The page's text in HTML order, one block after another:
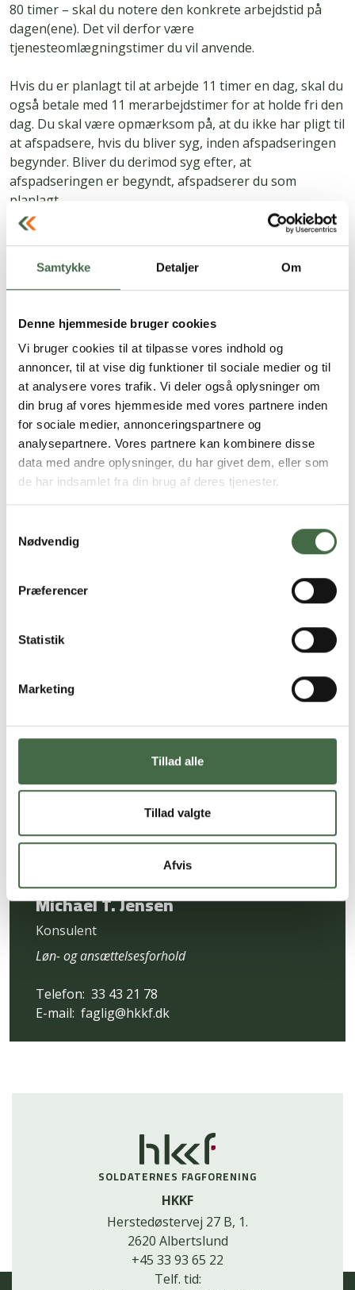
Samtykke Detaljer Om
Denne hjemmeside bruger cookies
Vi bruger cookies til at tilpasse vores indhold og
annoncer, til at vise dig funktioner til sociale medier og til
at analysere vores trafik. Vi deler også oplysninger om
din brug af vores hjemmeside med vores partnere inden
for sociale medier, annonceringspartnere og
analysepartnere. Vores partnere kan kombinere disse
data med andre oplysninger, du har givet dem, eller som
de har indsamlet fra din brug af deres tjenester.
Nødvendig
Præferencer
Statistik
Marketing
Tillad alle
Tillad valgte
Afvis
80 timer – skal du notere den konkrete arbejdstid på
dagen(ene). Det vil derfor være
tjenesteomlægningstimer du vil anvende.
Hvis du er planlagt til at arbejde 11 timer en dag, skal du
også betale med 11 merarbejdstimer for at holde fri den
dag. Du skal være opmærksom på, at du ikke har pligt til
at afspadsere, hvis du bliver syg, inden afspadseringen
begynder. Bliver du derimod syg efter, at
afspadseringen er begyndt, afspadserer du som
planlagt.
Siden er sidst opdateret:7.01.26 kl. 11.22
Konsulent
E-mail:
Michael T. Jensen
Konsulent
Løn- og ansættelsesforhold
Telefon: 33 43 21 78
E-mail: faglig@hkkf.dk
SOLDATERNES FAGFORENING
HKKF
Herstedøstervej 27 B, 1.
2620 Albertslund
+45 33 93 65 22
Telf. tid: